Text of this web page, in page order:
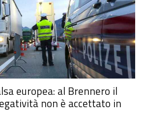
europea: al Brennero il
non è accettato in